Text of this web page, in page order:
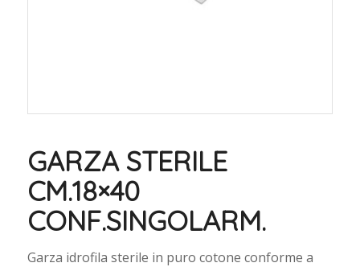
GARZA STERILE
CM.18×40
CONF.SINGOLARM.
Garza idrofila sterile in puro cotone conforme a